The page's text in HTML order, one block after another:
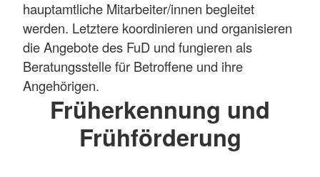
hauptamtliche Mitarbeiter/innen begleitet
werden. Letztere koordinieren und organisieren
die Angebote des FuD und fungieren als
Beratungsstelle für Betroffene und ihre
Angehörigen.
Früherkennung und
Frühförderung